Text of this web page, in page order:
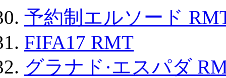
予約制エルソード
FIFA17 RMT
グラナド·エスパダ